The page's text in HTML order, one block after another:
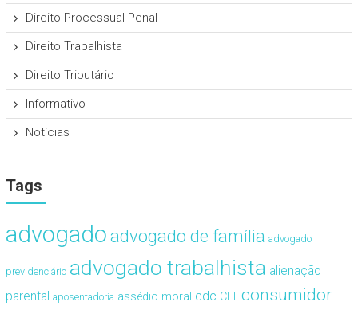
Direito Processual Penal
Direito Trabalhista
Direito Tributário
Informativo
Notícias
Tags
advogado advogado de família advogado
previdenciário advogado trabalhista alienação
parental aposentadoria assédio moral cdc CLT consumidor